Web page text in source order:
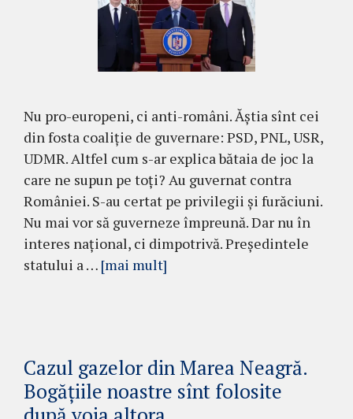
Nu pro-europeni, ci anti-români. Ăștia sînt cei
din fosta coaliție de guvernare: PSD, PNL, USR,
UDMR. Altfel cum s-ar explica bătaia de joc la
care ne supun pe toți? Au guvernat contra
României. S-au certat pe privilegii și furăciuni.
Nu mai vor să guverneze împreună. Dar nu în
interes național, ci dimpotrivă. Președintele
statului a … [mai mult]
Cazul gazelor din Marea Neagră.
Bogățiile noastre sînt folosite